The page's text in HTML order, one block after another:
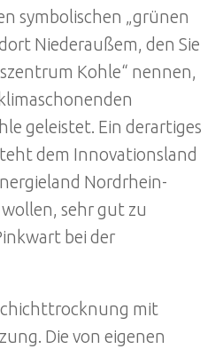
symbolischen „grünen
Niederaußem, den Sie
Kohle“ nennen,
geleistet. Ein derartiges
dem Innovationsland
Nordrhein-
sehr gut zu
bei der
mit
Die von eigenen